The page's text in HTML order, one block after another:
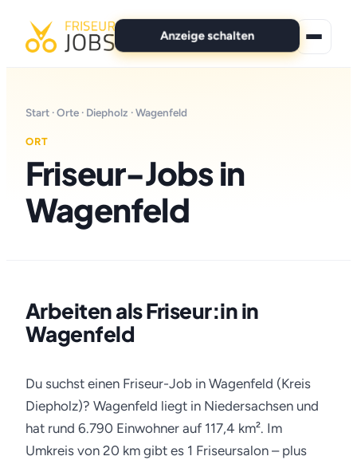
Anzeige schalten
Für Bewerber
Marken
Start ·Orte · Diepholz · Wagenfeld
ORT
Friseur-Jobs in
Wagenfeld
Arbeiten als Friseur:in in
Wagenfeld
Du suchst einen Friseur-Job in Wagenfeld (Kreis
Diepholz)? Wagenfeld liegt in Niedersachsen und
hat rund 6.790 Einwohner auf 117,4 km². Im
Umkreis von 20 km gibt es 1 Friseursalon – plus